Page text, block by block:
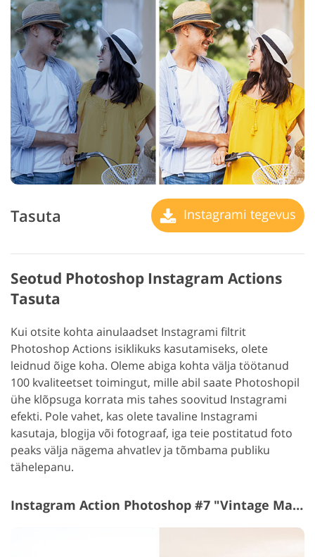
Tasuta Instagrami tegevus
Seotud Photoshop Instagram Actions
Tasuta
Kui otsite kohta ainulaadset Instagrami filtrit
Photoshop Actions isiklikuks kasutamiseks, olete
leidnud õige koha. Oleme abiga kohta välja töötanud
100 kvaliteetset toimingut, mille abil saate Photoshopil
ühe klõpsuga korrata mis tahes soovitud Instagrami
efekti. Pole vahet, kas olete tavaline Instagrami
kasutaja, blogija või fotograaf, iga teie postitatud foto
peaks välja nägema ahvatlev ja tõmbama publiku
tähelepanu.
Instagram Action Photoshop #7 "Vintage Matte"